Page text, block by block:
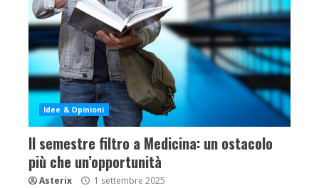
Idee & Opinioni
Il semestre filtro a Medicina: un ostacolo
più che un’opportunità
Asterix 1 settembre 2025